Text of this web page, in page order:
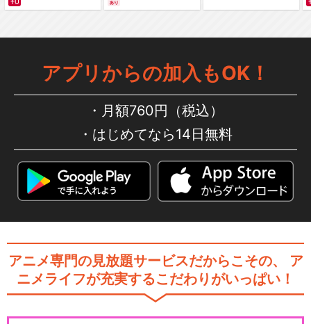
Peeping Lifex怪獣酒場 か
Peeping Life TV シーズン 1 …
ツノコ…
閉じる
編～ カラー版
アプリからの加入もOK！
月額760円（税込）
はじめてなら14日無料
アニメ専門の見放題サービスだからこその、
ア
ニメライフが充実するこだわりがいっぱい！